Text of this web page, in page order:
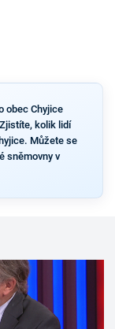
obec Chyjice
kolik lidí
Můžete se
sněmovny v